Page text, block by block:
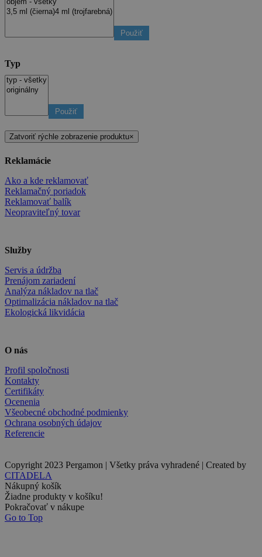
Použiť
Typ
Použiť
Zatvoriť rýchle zobrazenie produktu×
Reklamácie
Ako a kde reklamovať
Reklamačný poriadok
Reklamovať balík
Neopraviteľný tovar
Služby
Servis a údržba
Prenájom zariadení
Analýza nákladov na tlač
Optimalizácia nákladov na tlač
Ekologická likvidácia
O nás
Profil spoločnosti
Kontakty
Certifikáty
Ocenenia
Všeobecné obchodné podmienky
Ochrana osobných údajov
Referencie
Copyright 2023 Pergamon | Všetky práva vyhradené | Created by
CITADELA
Nákupný košík
Žiadne produkty v košíku!
Pokračovať v nákupe
Go to Top